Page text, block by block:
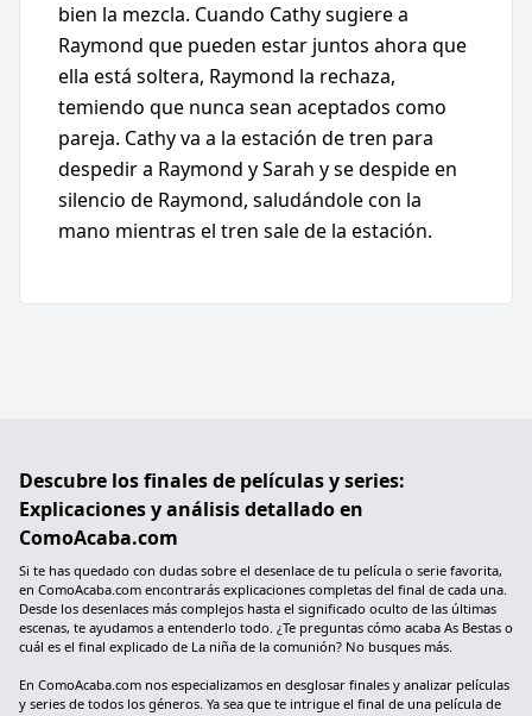
bien la mezcla. Cuando Cathy sugiere a
Raymond que pueden estar juntos ahora que
ella está soltera, Raymond la rechaza,
temiendo que nunca sean aceptados como
pareja. Cathy va a la estación de tren para
despedir a Raymond y Sarah y se despide en
silencio de Raymond, saludándole con la
mano mientras el tren sale de la estación.
Descubre los finales de películas y series:
Explicaciones y análisis detallado en
ComoAcaba.com
Si te has quedado con dudas sobre el desenlace de tu película o serie favorita,
en ComoAcaba.com encontrarás explicaciones completas del final de cada una.
Desde los desenlaces más complejos hasta el significado oculto de las últimas
escenas, te ayudamos a entenderlo todo. ¿Te preguntas cómo acaba As Bestas o
cuál es el final explicado de La niña de la comunión? No busques más.
En ComoAcaba.com nos especializamos en desglosar finales y analizar películas
y series de todos los géneros. Ya sea que te intrigue el final de una película de